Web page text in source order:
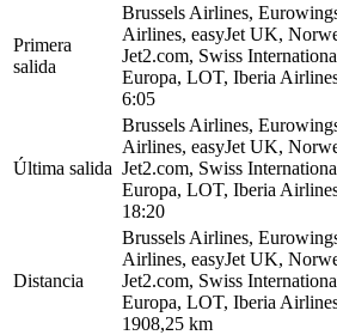
Primera
salida
Brussels Airlines,
Airlines, easyJet UK,
Jet2.com, Swiss
Europa, LOT, Iberia
6:05
Última salida
Brussels Airlines,
Airlines, easyJet UK,
Jet2.com, Swiss
Europa, LOT, Iberia
18:20
Distancia
Brussels Airlines,
Airlines, easyJet UK,
Jet2.com, Swiss
Europa, LOT, Iberia
1908,25 km